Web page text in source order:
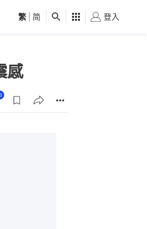
觀點 健康 好食玩飛
繁 简 登入
感